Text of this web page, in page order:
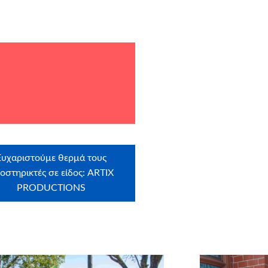
θερμά τους
σε είδος: ARTIX
PRODUCTIONS